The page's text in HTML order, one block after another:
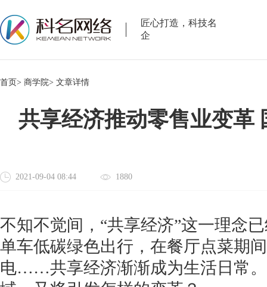
匠心打造，科技名
企
首页> 商学院> 文章详情
共享经济推动零售业变革
2021-09-04 08:44 1880
不知不觉间，“共享经济”这一理念
单车低碳绿色出行，在餐厅点菜期
电……共享经济渐渐成为生活日常